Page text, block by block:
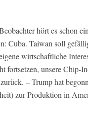
hört es schon
Cuba. Taiwan soll
wirtschaftliche
fortsetzen, unsere Chip-
– Trump hat
zur Produktion in